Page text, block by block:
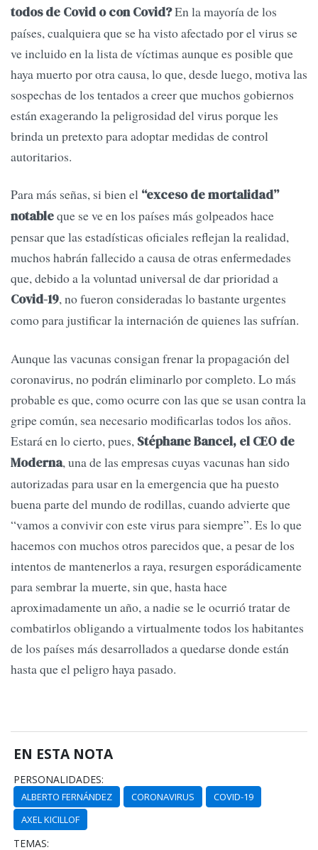
todos de Covid o con Covid?En la mayoría de los
países, cualquiera que se ha visto afectado por el virus se
ve incluido en la lista de víctimas aunque es posible que
haya muerto por otra causa, lo que, desde luego, motiva las
sospechas de los tentados a creer que muchos gobiernos
están exagerando la peligrosidad del virus porque les
brinda un pretexto para adoptar medidas de control
autoritarios.
Para más señas, si bien el “exceso de mortalidad”
notableque se ve en los países más golpeados hace
pensar que las estadísticas oficiales reflejan la realidad,
muchos habrán fallecido a causa de otras enfermedades
que, debido a la voluntad universal de dar prioridad a
Covid-19, no fueron consideradas lo bastante urgentes
como para justificar la internación de quienes las sufrían.
Aunque las vacunas consigan frenar la propagación del
coronavirus, no podrán eliminarlo por completo. Lo más
probable es que, como ocurre con las que se usan contra la
gripe común, sea necesario modificarlas todos los años.
Estará en lo cierto, pues, Stéphane Bancel, el CEO de
Moderna, una de las empresas cuyas vacunas han sido
autorizadas para usar en la emergencia que ha puesto
buena parte del mundo de rodillas, cuando advierte que
“vamos a convivir con este virus para siempre”. Es lo que
hacemos con muchos otros parecidos que, a pesar de los
intentos de mantenerlos a raya, resurgen esporádicamente
para sembrar la muerte, sin que, hasta hace
aproximadamente un año, a nadie se le ocurrió tratar de
combatirlos obligando a virtualmente todos los habitantes
de los países más desarrollados a quedarse donde están
hasta que el peligro haya pasado.
EN ESTA NOTA
PERSONALIDADES:
ALBERTO FERNÁNDEZ CORONAVIRUS
COVID-19
AXEL KICILLOF
TEMAS: